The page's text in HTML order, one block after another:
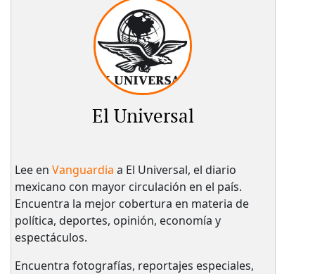
El Universal
Lee en Vanguardia a El Universal, el diario
mexicano con mayor circulación en el país.​
Encuentra la mejor cobertura en materia de
política, deportes, opinión, economía y
espectáculos.
Encuentra fotografías, reportajes especiales,